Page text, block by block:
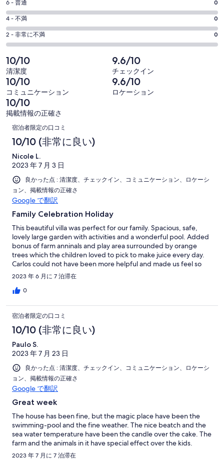
ド
ウ
で
開
く
-
17
件
の
口
コ
ミ
中
15
件
が
非
常
良
い
8
-
17
件
口
コ
ミ
中
2
件
が
良
評
価
6
-
17
件
の
口
コ
ミ
中
件
普
通
6 - 普通 0
評
価
4
17
件
の
口
コ
ミ
中
が
不
満
4 - 不満 0
評
価
2
-
17
件
の
口
ミ
件
が
常
に
不
2 - 非常に不満 0
10/10
清潔度
9.6/10
チェックイン
10/10
コミュニケーション
9.6/10
ロケーション
10/10
掲載情報の正確さ
口
コ
ミ
宿泊者限定の口コミ
10/10 (非常に良い)
Nicole L.
2023 年 7 月 3 日
良かった点 : 清潔度、チェックイン、コミュニケーション、ロケーシ
ョン、掲載情報の正確さ
Google で翻訳
Family Celebration Holiday
This beautiful villa was perfect for our family. Spacious, safe,
lovely large garden with activities and a wonderful pool. Added
bonus of farm anninals and play area surrounded by orange
trees which the children loved to pick to make juice every day.
Carlos could not have been more helpful and made us feel so
welcome. We would love to come back and would highly
recommend.
2023 年 6 月に 7 泊滞在
0
宿泊者限定の口コミ
10/10 (非常に良い)
Paulo S.
2023 年 7 月 23 日
良かった点 : 清潔度、チェックイン、コミュニケーション、ロケーシ
ョン、掲載情報の正確さ
Google で翻訳
Great week
The house has been fine, but the magic place have been the
swimming-pool and the fine weather. The nice beatch and the
sea water temperature have been the candle over the cake. The
farm and the animals in it have special effect over the kids.
2023 年 7 月に 7 泊滞在